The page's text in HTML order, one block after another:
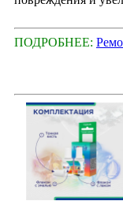
ПОДРОБНЕЕ: